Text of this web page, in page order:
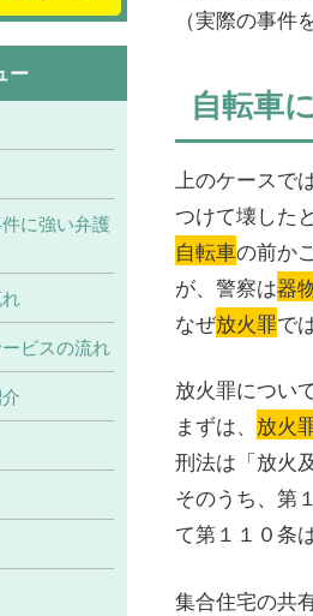
（実際の事件
自転車
上のケースで
つけて壊した
自転車の前か
が、警察は器
なぜ放火罪で
放火罪につい
まずは、 放火
刑法は「放火
そのうち、第
て第１１０条
集合住宅の共
ー
に強い弁護
ビスの流れ